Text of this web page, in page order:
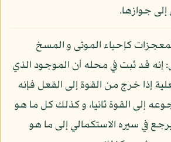
إلى جوازها.
كإحياء الموتى و المسخ
قد ثبت في محله أن الموجود الذي
إذا خرج من القوة إلى الفعل فإنه
إلى القوة ثانيا، و كذلك كل ما هو
في سيره الاستكمالي إلى ما هو